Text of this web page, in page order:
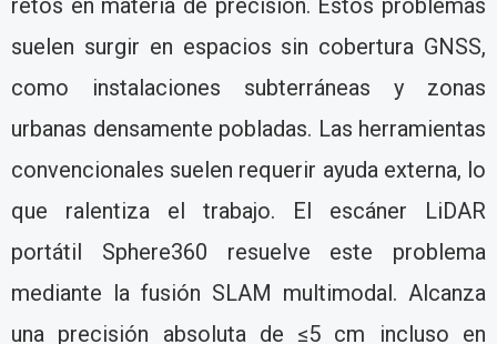
retos en materia de precisión. Estos problemas
suelen surgir en espacios sin cobertura GNSS,
como instalaciones subterráneas y zonas
urbanas densamente pobladas. Las herramientas
convencionales suelen requerir ayuda externa, lo
que ralentiza el trabajo. El escáner LiDAR
portátil Sphere360 resuelve este problema
mediante la fusión SLAM multimodal. Alcanza
una precisión absoluta de ≤5 cm incluso en